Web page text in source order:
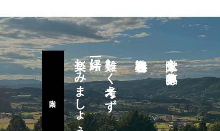
隊士を募集中
難しく考えず
一緒に
楽しみましょう